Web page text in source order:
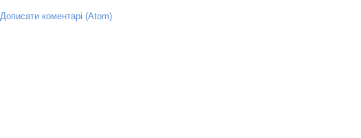
Дописати коментарі (Atom)